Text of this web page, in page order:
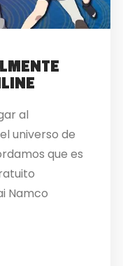
al
universo de
que es
Namco
a él sólo es
conectar
Facebook,